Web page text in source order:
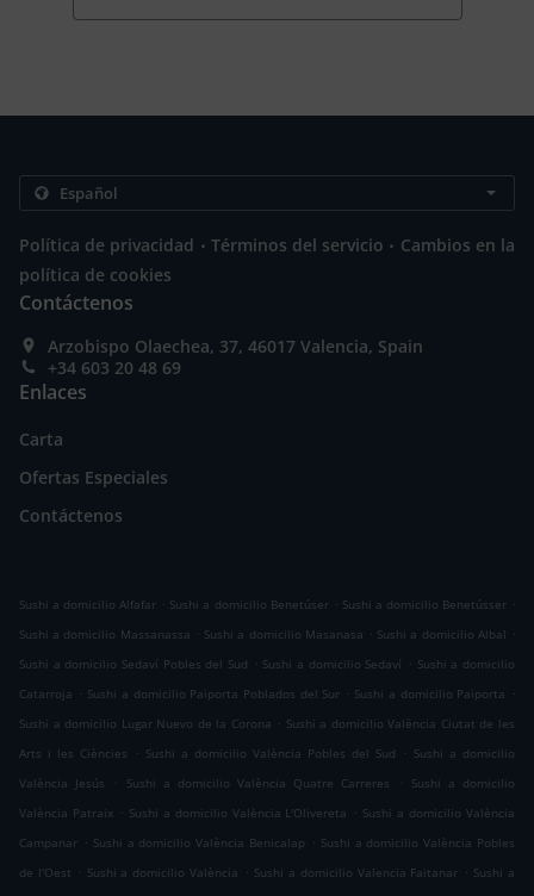
Política de privacidad . Términos del servicio . Cambios en la
política de cookies
Contáctenos
Arzobispo Olaechea, 37, 46017 Valencia, Spain
+34 603 20 48 69
Enlaces
Carta
Ofertas Especiales
Contáctenos
Sushi a domicilio Alfafar . Sushi a domicilio Benetúser . Sushi a domicilio Benetússer .
Sushi a domicilio Massanassa . Sushi a domicilio Masanasa . Sushi a domicilio Albal .
Sushi a domicilio Sedaví Pobles del Sud . Sushi a domicilio Sedaví . Sushi a domicilio
Catarroja . Sushi a domicilio Paiporta Poblados del Sur . Sushi a domicilio Paiporta .
Sushi a domicilio Lugar Nuevo de la Corona . Sushi a domicilio València Ciutat de les
Arts i les Ciències
. Sushi a domicilio València Pobles del Sud . Sushi a domicilio
València Jesús
. Sushi a domicilio València Quatre Carreres . Sushi a domicilio
València Patraix . Sushi a domicilio València L'Olivereta . Sushi a domicilio València
Campanar . Sushi a domicilio València Benicalap . Sushi a domicilio València Pobles
de l'Oest . Sushi a domicilio València . Sushi a domicilio Valencia Faitanar . Sushi a